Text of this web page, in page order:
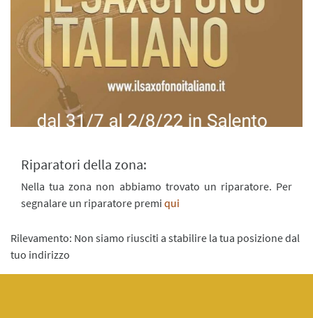
Riparatori della zona:
Nella tua zona non abbiamo trovato un riparatore. Per
segnalare un riparatore premi qui
Rilevamento: Non siamo riusciti a stabilire la tua posizione dal
tuo indirizzo